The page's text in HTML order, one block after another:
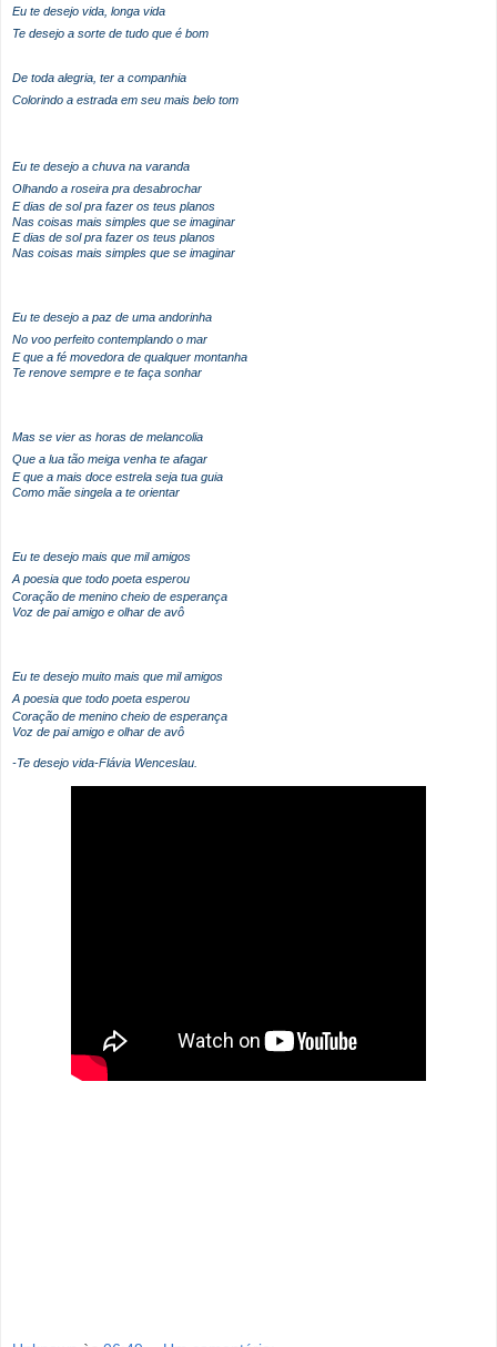
Eu te desejo vida, longa vida
Te desejo a sorte de tudo que é bom
De toda alegria, ter a companhia
Colorindo a estrada em seu mais belo tom
Eu te desejo a chuva na varanda
Olhando a roseira pra desabrochar
E dias de sol pra fazer os teus planos
Nas coisas mais simples que se imaginar
E dias de sol pra fazer os teus planos
Nas coisas mais simples que se imaginar
Eu te desejo a paz de uma andorinha
No voo perfeito contemplando o mar
E que a fé movedora de qualquer montanha
Te renove sempre e te faça sonhar
Mas se vier as horas de melancolia
Que a lua tão meiga venha te afagar
E que a mais doce estrela seja tua guia
Como mãe singela a te orientar
Eu te desejo mais que mil amigos
A poesia que todo poeta esperou
Coração de menino cheio de esperança
Voz de pai amigo e olhar de avô
Eu te desejo muito mais que mil amigos
A poesia que todo poeta esperou
Coração de menino cheio de esperança
Voz de pai amigo e olhar de avô
-Te desejo vida-Flávia Wenceslau.